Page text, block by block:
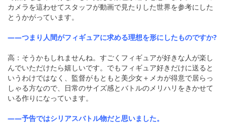
カメラを這わせてスタッフが動画で見たりした世界を参考にした
とうかがっています。
――つまり人間がフィギュアに求める理想を形にしたものですか?
高：そうかもしれませんね。すごくフィギュアが好きな人が楽し
んでいただけたら嬉しいです。でもフィギュア好きだけに送ると
いうわけではなく、監督がもともと美少女＋メカが得意で居らっ
しゃる方なので、日常のサイズ感とバトルのメリハリをきかせて
いる作りになっています。
――予告ではシリアスバトル物だと思いました。